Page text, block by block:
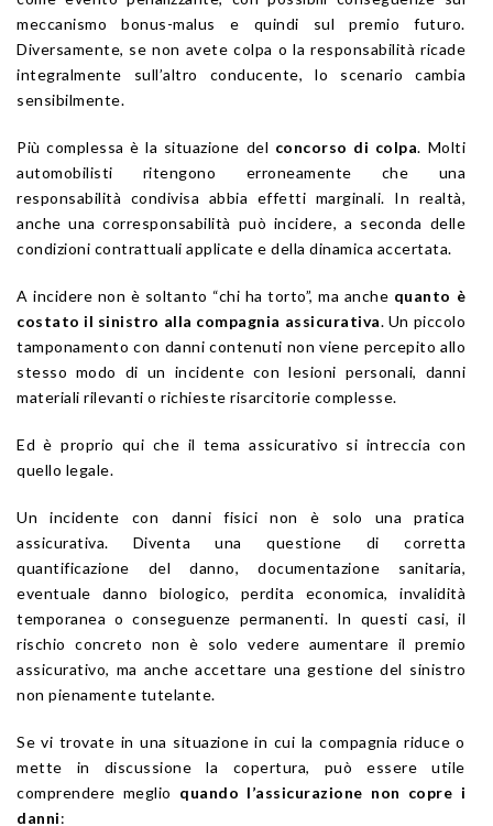
meccanismo bonus-malus e quindi sul premio futuro.
Diversamente, se non avete colpa o la responsabilità ricade
integralmente sull’altro conducente, lo scenario cambia
sensibilmente.
Più complessa è la situazione del concorso di colpa. Molti
automobilisti ritengono erroneamente che una
responsabilità condivisa abbia effetti marginali. In realtà,
anche una corresponsabilità può incidere, a seconda delle
condizioni contrattuali applicate e della dinamica accertata.
A incidere non è soltanto “chi ha torto”, ma anche quanto è
costato il sinistro alla compagnia assicurativa. Un piccolo
tamponamento con danni contenuti non viene percepito allo
stesso modo di un incidente con lesioni personali, danni
materiali rilevanti o richieste risarcitorie complesse.
Ed è proprio qui che il tema assicurativo si intreccia con
quello legale.
Un incidente con danni fisici non è solo una pratica
assicurativa. Diventa una questione di corretta
quantificazione del danno, documentazione sanitaria,
eventuale danno biologico, perdita economica, invalidità
temporanea o conseguenze permanenti. In questi casi, il
rischio concreto non è solo vedere aumentare il premio
assicurativo, ma anche accettare una gestione del sinistro
non pienamente tutelante.
Se vi trovate in una situazione in cui la compagnia riduce o
mette in discussione la copertura, può essere utile
comprendere meglio quando l’assicurazione non copre i
danni: